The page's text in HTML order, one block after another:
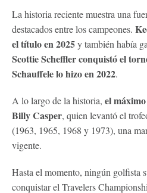
La historia reciente muestra una
destacados entre los campeones.
el título en 2025y también había
Scottie Scheffler conquistó el
Schauffele lo hizo en 2022.
A lo largo de la historia, el
Billy Casper, quien levantó el
(1963, 1965, 1968 y 1973), una
vigente.
Hasta el momento, ningún golfista
conquistar el Travelers